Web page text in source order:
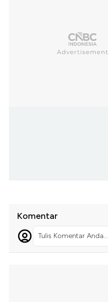
Komentar
Tulis Komentar Anda...